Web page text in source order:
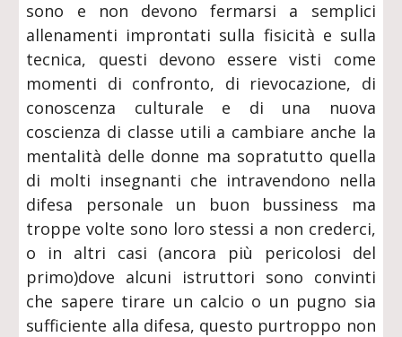
sono e non devono fermarsi a semplici
allenamenti improntati sulla fisicità e sulla
tecnica, questi devono essere visti come
momenti di confronto, di rievocazione, di
conoscenza culturale e di una nuova
coscienza di classe utili a cambiare anche la
mentalità delle donne ma sopratutto quella
di molti insegnanti che intravendono nella
difesa personale un buon bussiness ma
troppe volte sono loro stessi a non crederci,
o in altri casi (ancora più pericolosi del
primo)dove alcuni istruttori sono convinti
che sapere tirare un calcio o un pugno sia
sufficiente alla difesa, questo purtroppo non